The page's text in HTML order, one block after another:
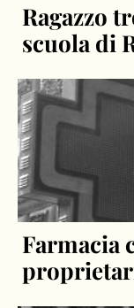
Ragazzo
scuola di
Farmacia